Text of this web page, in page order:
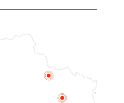
(284–305). прав.